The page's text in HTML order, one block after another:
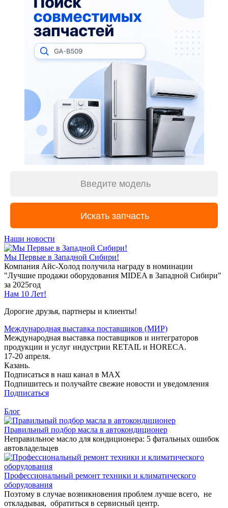
Наши новости
Мы Первые в Западной Сибири!
Компания Айс-Холод получила награду в номинации
"Лучшие продажи оборудования MIDEA в Западной Сибири"
за 2025год
Нам 10 Лет!
Дорогие друзья, партнеры и клиенты!
Международная выставка поставщиков (МИР)
Международная выставка поставщиков и интеграторов
продукции и услуг индустрии RETAIL и HORECA.
17-20 апреля.
Казань.
Подписаться в наш канал в MAX
Подпишитесь и получайте свежие новости и уведомления
Подписаться
Блог
Правильный подбор масла в автокондиционер
Неправильное масло для кондиционера: 5 фатальных ошибок
автовладельцев
Профессиональный ремонт техники и климатического
оборудования
Поэтому в случае возникновения проблем лучше всего, не
откладывая, обратиться в сервисный центр.